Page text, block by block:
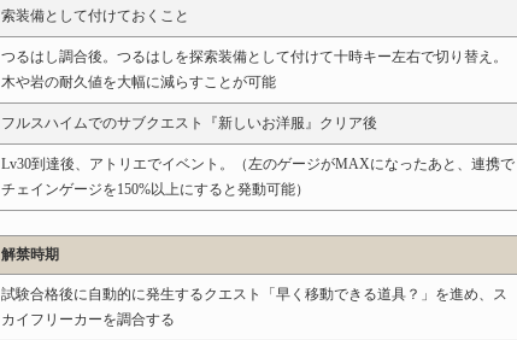
索装備として付けておくこと
つるはし調合後。つるはしを探索装備として付けて十時キー左右で切り替え。
木や岩の耐久値を大幅に減らすことが可能
フルスハイムでのサブクエスト『新しいお洋服』クリア後
Lv30到達後、アトリエでイベント。（左のゲージがMAXになったあと、連携で
チェインゲージを150%以上にすると発動可能）
解禁時期
試験合格後に自動的に発生するクエスト「早く移動できる道具？」を進め、ス
カイフリーカーを調合する